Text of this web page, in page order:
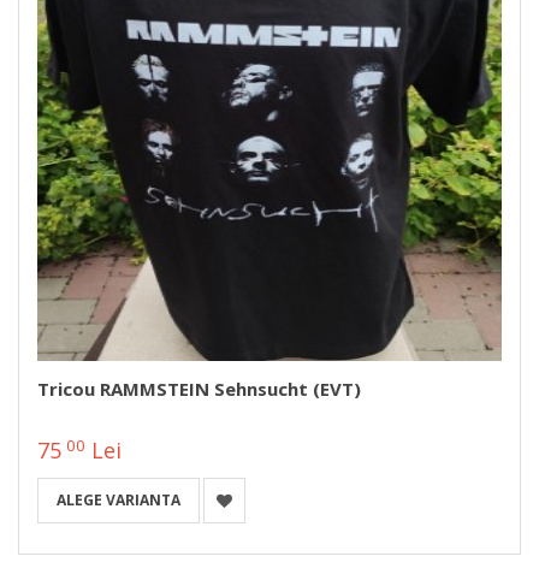
Tricou RAMMSTEIN Sehnsucht (EVT)
75 00 Lei
ALEGE VARIANTA